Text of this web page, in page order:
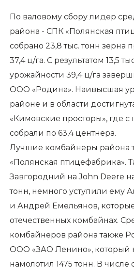
По валовому сбору лидер
района - СПК «Полянская
собрано 23,8 тыс. тонн зерна
37,4 ц/га. С результатом 13,5
урожайности 39,4 ц/га
ООО «Родина». Наивысшая
районе и в области
«Кимовские просторы», где с
собрали по 63,4 центнера.
Лучшие комбайнеры района
«Полянская птицефабрика».
Завгородний на John Deere
тонн, немного уступили ему
и Андрей Емельянов,
отечественных комбайнах.
комбайнеров района также
ООО «ЗАО Ленино», который
намолотил 1475 тонн. В числе